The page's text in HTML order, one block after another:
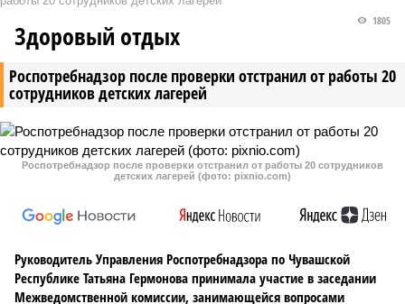
Роспотребнадзор после проверки отстранил от работы 20
сотрудников детских лагерей
1805
Здоровый отдых
Роспотребнадзор после проверки отстранил от работы 20 сотрудников
детских лагерей (фото: pixnio.com)
Руководитель Управления Роспотребнадзора по Чувашской
Республике Татьяна Гермонова принимала участие в заседании
Межведомственной комиссии, занимающейся вопросами